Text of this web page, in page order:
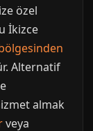
özel
İkizce
Alternatif
almak
veya